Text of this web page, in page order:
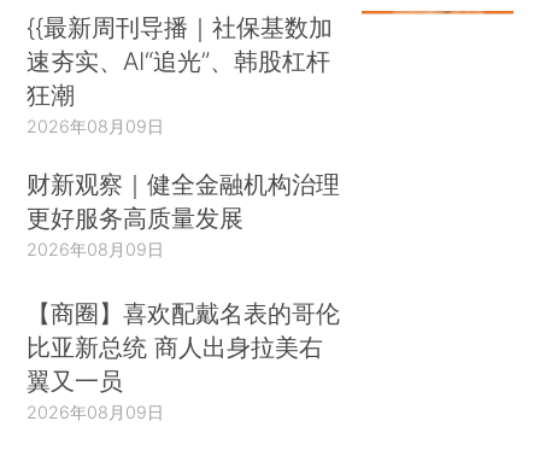
{{最新周刊导播｜社保基数加
速夯实、AI“追光”、韩股杠杆
狂潮
2026年08月09日
财新观察｜健全金融机构治理
更好服务高质量发展
2026年08月09日
【商圈】喜欢配戴名表的哥伦
比亚新总统 商人出身拉美右
翼又一员
2026年08月09日